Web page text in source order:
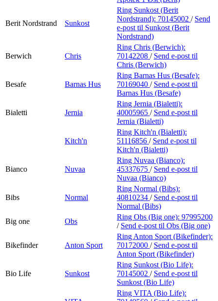
Berit Nordstrand Sunkost
Ring Sunkost (Berit
Nordstrand): 70145002 / Send
e-post til Sunkost (Berit
Nordstrand)
Berwich Chris
Ring Chris (Berwich):
70142208 / Send e-post til
Chris (Berwich)
Besafe Barnas Hus
Ring Barnas Hus (Besafe):
70169040 / Send e-post til
Barnas Hus (Besafe)
Bialetti Jernia
Ring Jernia (Bialetti):
40005965 / Send e-post til
Jernia (Bialetti)
Kitch'n
Ring Kitch'n (Bialetti):
51116856 / Send e-post til
Kitch'n (Bialetti)
Bianco Nuvaa
Ring Nuvaa (Bianco):
45337675 / Send e-post til
Nuvaa (Bianco)
Bibs Normal
Ring Normal (Bibs):
40810234 / Send e-post til
Normal (Bibs)
Big one
Obs
Ring Obs (Big one): 97995200
/ Send e-post til Obs (Big one)
Bikefinder Anton Sport
Ring Anton Sport (Bikefinder):
70172000 / Send e-post til
Anton Sport (Bikefinder)
Bio Life Sunkost
Ring Sunkost (Bio Life):
70145002 / Send e-post til
Sunkost (Bio Life)
Ring VITA (Bio Life):